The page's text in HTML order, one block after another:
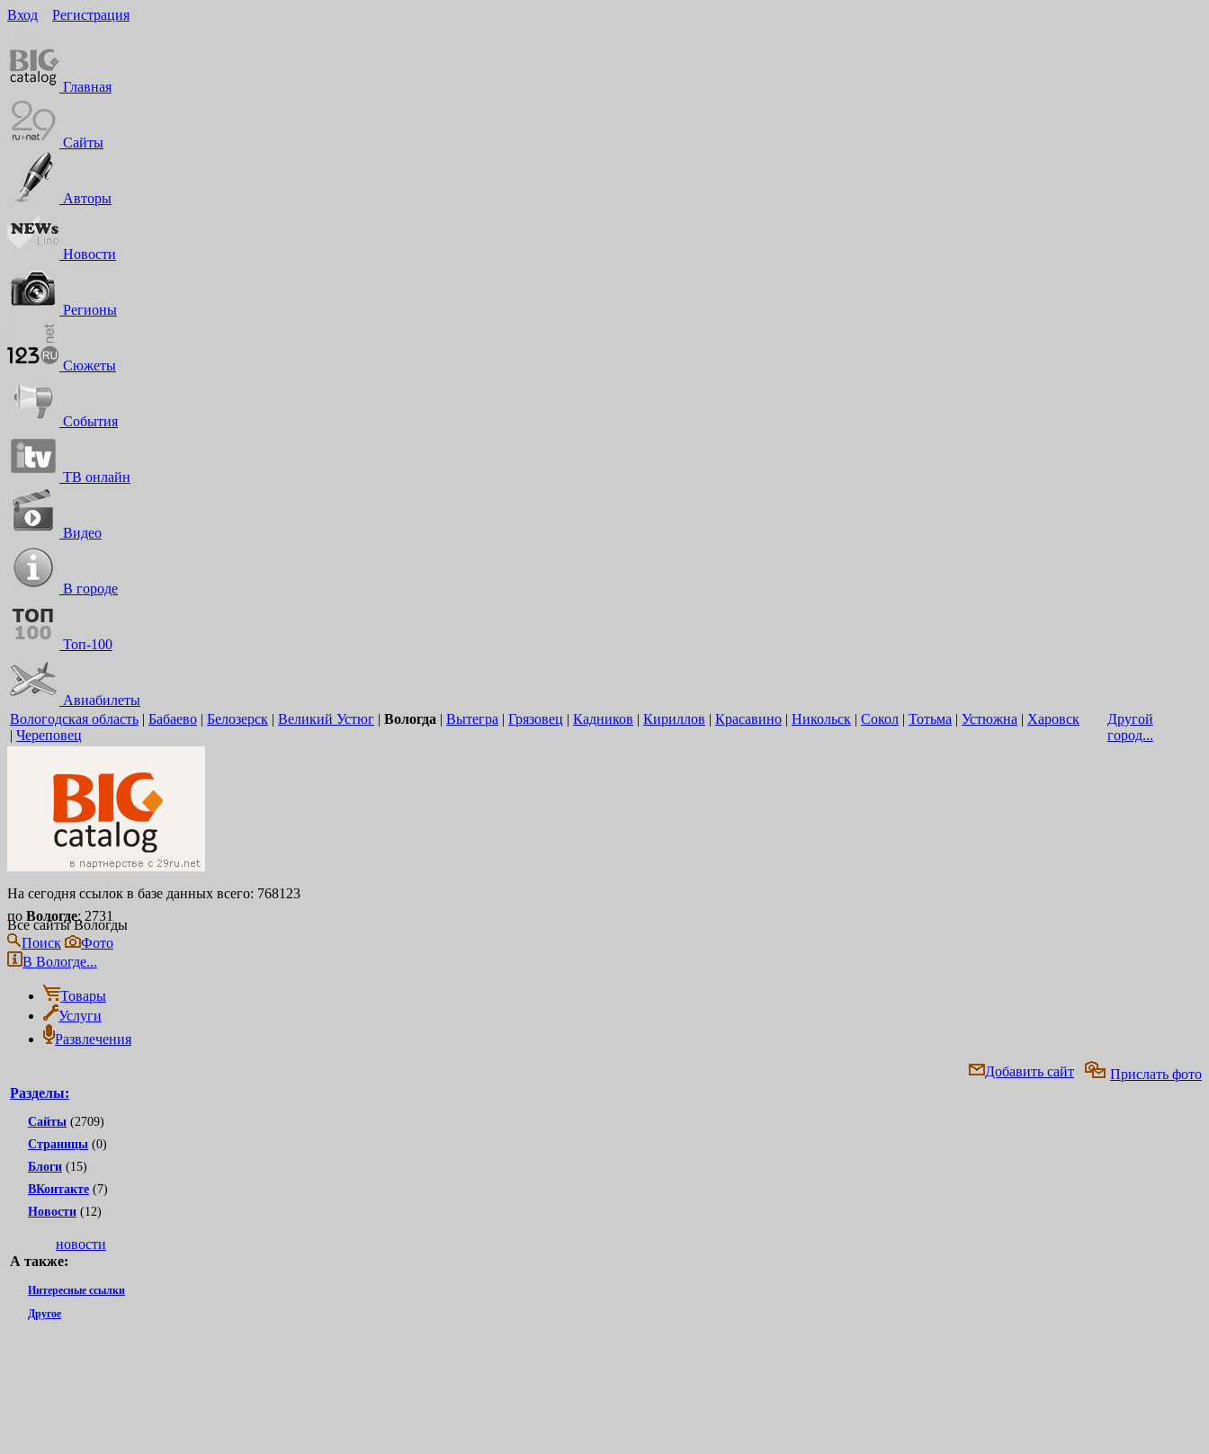
Вход
Регистрация
Главная
Сайты
Авторы
Новости
Регионы
Сюжеты
События
ТВ онлайн
Видео
В городе
Топ-100
Авиабилеты
Вологодская область | Бабаево | Белозерск | Великий Устюг | Вологда | Вытегра | Грязовец | Кадников | Кириллов | Красавино | Никольск | Сокол | Тотьма | Устюжна | Харовск
| Череповец
Другой
город...
На сегодня ссылок в базе данных всего: 768123
по Вологде: 2731
Все сайты Вологды
Поиск
Фото
В Вологде...
Товары
Услуги
Развлечения
Прислать фото
Добавить сайт
Разделы:
Сайты (2709)
Страницы (0)
Блоги (15)
ВКонтакте (7)
Новости (12)
новости
А также:
Интересные ссылки
Другое